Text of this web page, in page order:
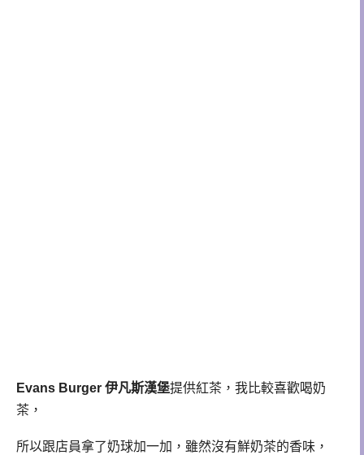
Evans Burger 伊凡斯漢堡提供紅茶，我比較喜歡喝奶
茶，
所以跟店員拿了奶球加一加，雖然沒有鮮奶茶的香味，